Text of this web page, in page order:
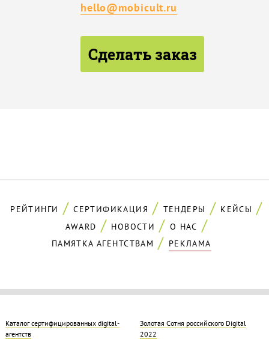
hello@mobicult.ru
Сделать заказ
РЕЙТИНГИ СЕРТИФИКАЦИЯ ТЕНДЕРЫ
КЕЙСЫ
AWARD
НОВОСТИ
О НАС
ПАМЯТКА АГЕНТСТВАМ
РЕКЛАМА
Каталог сертифицированных digital-
агентств
Золотая Cотня российского Digital
2022